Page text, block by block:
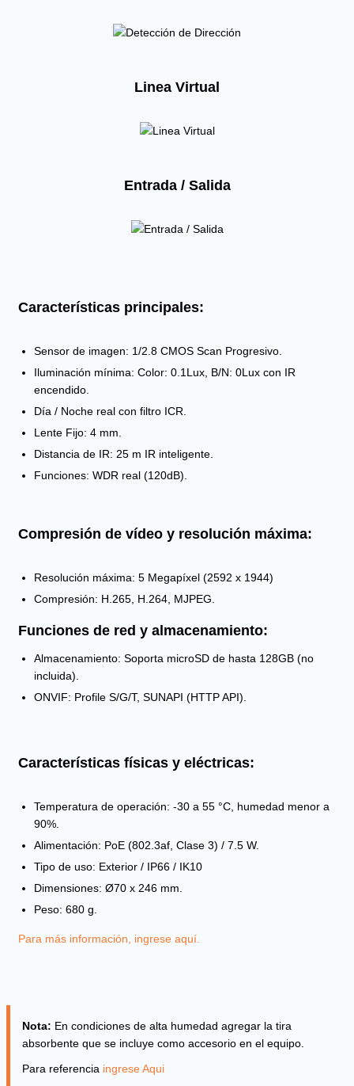
Linea Virtual
Entrada / Salida
Características principales:
Sensor de imagen: 1/2.8 CMOS Scan Progresivo.
Iluminación mínima: Color: 0.1Lux, B/N: 0Lux con IR
encendido.
Día / Noche real con filtro ICR.
Lente Fijo: 4 mm.
Distancia de IR: 25 m IR inteligente.
Funciones: WDR real (120dB).
Compresión de vídeo y resolución máxima:
Resolución máxima: 5 Megapíxel (2592 x 1944)
Compresión: H.265, H.264, MJPEG.
Funciones de red y almacenamiento:
Almacenamiento: Soporta microSD de hasta 128GB (no
incluida).
ONVIF: Profile S/G/T, SUNAPI (HTTP API).
Características físicas y eléctricas:
Temperatura de operación: -30 a 55 °C, humedad menor a
90%.
Alimentación: PoE (802.3af, Clase 3) / 7.5 W.
Tipo de uso: Exterior / IP66 / IK10
Dimensiones: Ø70 x 246 mm.
Peso: 680 g.
Para más información, ingrese aquí.
Nota: En condiciones de alta humedad agregar la tira
absorbente que se incluye como accesorio en el equipo.
Para referencia ingrese Aqui